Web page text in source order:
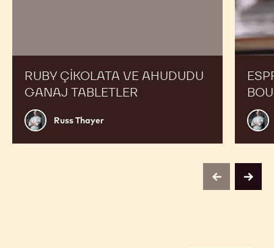
RUBY ÇIKOLATA VE AHUDUDU
GANAJ TABLETLER
Russ
Thayer
Russ Thayer
Russ
previousnext